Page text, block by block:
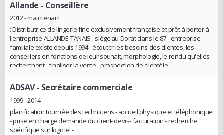
Allande - Conseillère
2012 - maintenant
: Distributrice de lingerie fine exclusivement française et prêt à porter à
l'entreprise ALLANDE-TANAIS - siège au Dorat dans le 87 - entreprise
familiale existe depuis 1994 - écouter les besoins des clientes, les
conseillers en fonctions de leur souhait, morphologie, le rendu qu'elles
recherchent - finaliser la vente - prospection de clientèle -
ADSAV- Secrétaire commerciale
1999 - 2014
planification tournée des techniciens - accueil physique et téléphonique
- prise en charge demande du client- devis- facturation - recherche
spécifique sur logiciel -